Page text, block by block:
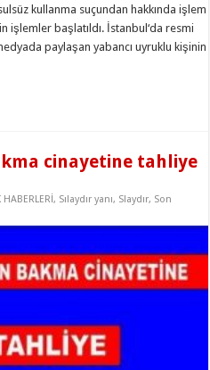
kullanma suçundan hakkında işlem
işlemler başlatıldı. İstanbul‘da resmi
paylaşan yabancı uyruklu kişinin
cinayetine tahliye
HABERLERİ, Sılaydır yanı, Slaydır, Son